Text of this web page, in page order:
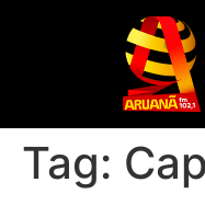
Tag: